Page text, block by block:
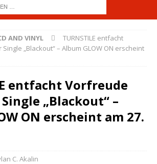
AND VINYL
TURNSTILE entfacht
„Blackout“ – Album GLOW ON erscheint
entfacht Vorfreude
„Blackout“ –
ON erscheint am 27.
C. Akalin